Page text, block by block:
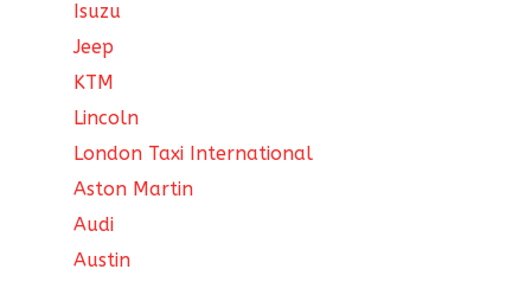
Isuzu
Jeep
KTM
Lincoln
London Taxi International
Aston Martin
Audi
Austin